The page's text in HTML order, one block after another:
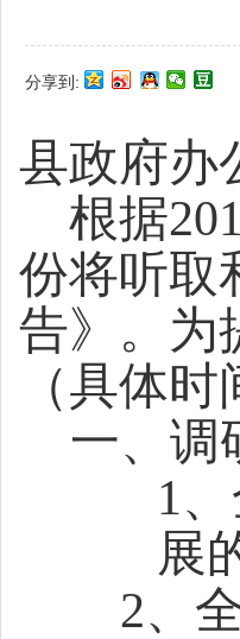
分享到:
县政府办
根据
份将听取
告》。为
（具体
一、调
1
展
2、